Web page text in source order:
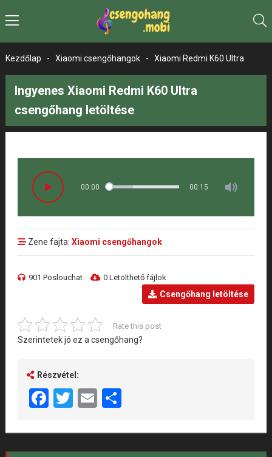
Kezdőlap - Xiaomi csengőhangok - Xiaomi Redmi K60 Ultra
Ingyenes Xiaomi Redmi K60 Ultra
csengőhang letöltése
00:00 00:15
Zene fajta: Xiaomi csengőhangok
901 Poslouchat 0 Letölthető fájlok
Csengőhang letöltése
Rate this post
Szerintetek jó ez a csengőhang?
Részvétel:
Facebook
Twitter
EmailShare